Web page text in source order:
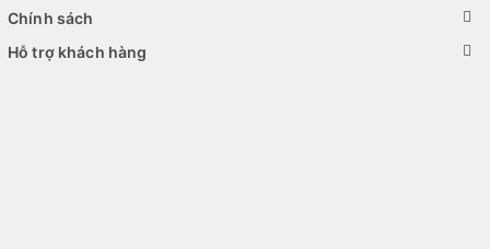
Chính sách
Hỗ trợ khách hàng